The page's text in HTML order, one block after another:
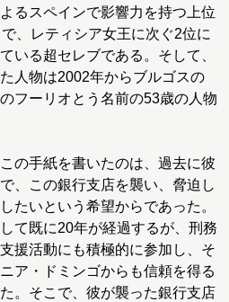
るスペインで影響力を持つ上位
、レティシア女王に次ぐ2位に
いる超セレブである。そして、
人物は2002年からブルゴスの
フーリオとう名前の53歳の人物
の手紙を書いたのは、過去に彼
、この銀行支店を襲い、脅迫し
たいという希望からであった。
て既に20年が経過するが、刑務
援活動にも積極的に参加し、そ
ア・ドミンゴからも信頼を得る
。そこで、彼が襲った銀行支店